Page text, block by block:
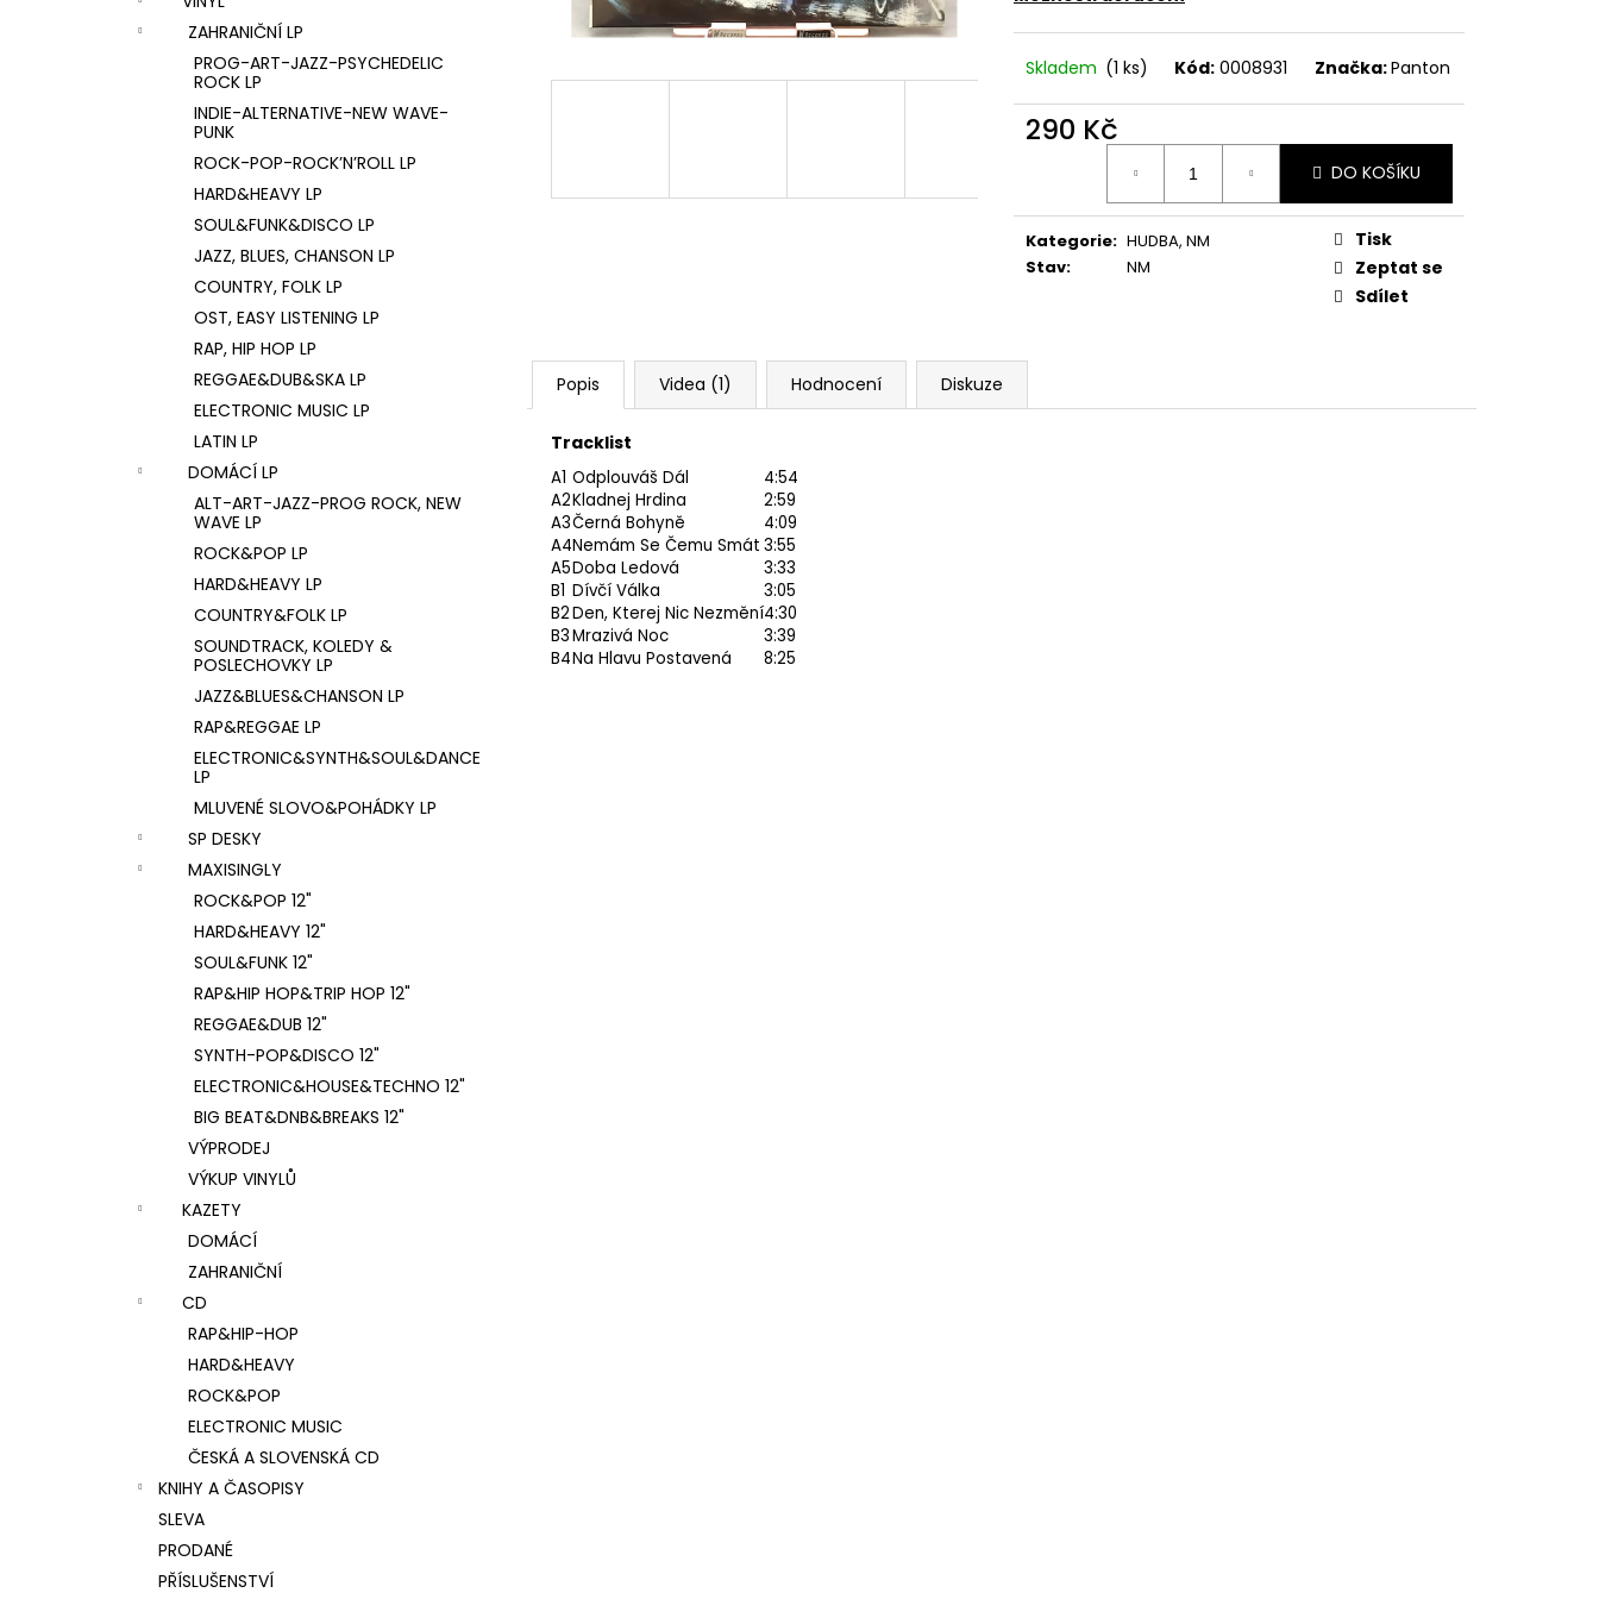
ZAHRANIČNÍ LP
PROG-ART-JAZZ-PSYCHEDELIC
ROCK LP
INDIE-ALTERNATIVE-NEW WAVE-
PUNK
ROCK-POP-ROCK’N’ROLL LP
HARD&HEAVY LP
SOUL&FUNK&DISCO LP
JAZZ, BLUES, CHANSON LP
COUNTRY, FOLK LP
OST, EASY LISTENING LP
RAP, HIP HOP LP
REGGAE&DUB&SKA LP
ELECTRONIC MUSIC LP
LATIN LP
DOMÁCÍ LP
ALT-ART-JAZZ-PROG ROCK, NEW
WAVE LP
ROCK&POP LP
HARD&HEAVY LP
COUNTRY&FOLK LP
SOUNDTRACK, KOLEDY &
POSLECHOVKY LP
JAZZ&BLUES&CHANSON LP
RAP&REGGAE LP
ELECTRONIC&SYNTH&SOUL&DANCE
LP
MLUVENÉ SLOVO&POHÁDKY LP
SP DESKY
MAXISINGLY
ROCK&POP 12"
HARD&HEAVY 12"
SOUL&FUNK 12"
RAP&HIP HOP&TRIP HOP 12"
REGGAE&DUB 12"
SYNTH-POP&DISCO 12"
ELECTRONIC&HOUSE&TECHNO 12"
BIG BEAT&DNB&BREAKS 12"
VÝPRODEJ
VÝKUP VINYLŮ
KAZETY
DOMÁCÍ
ZAHRANIČNÍ
CD
RAP&HIP-HOP
HARD&HEAVY
ROCK&POP
ELECTRONIC MUSIC
ČESKÁ A SLOVENSKÁ CD
KNIHY A ČASOPISY
SLEVA
PRODANÉ
PŘÍSLUŠENSTVÍ
Skladem (1 ks) Kód: 0008931 Značka:Panton
290 Kč
DO KOŠÍKU
Kategorie: HUDBA, NM
Stav: NM
Tisk
Zeptat se
Sdílet
Popis Videa (1) Hodnocení Diskuze
Tracklist
A1 Odplouváš Dál
4:54
A2Kladnej Hrdina
2:59
A3Černá Bohyně
4:09
A4Nemám Se Čemu Smát 3:55
A5Doba Ledová
3:33
B1 Dívčí Válka
3:05
B2Den, Kterej Nic Nezmění4:30
B3Mrazivá Noc
3:39
B4Na Hlavu Postavená 8:25
U2 – THE JOSHUA TREE LP
1 290 Kč
MARTIN KRATOCHVÍL & JAZZ Q ‎–
HODOKVAS (FEASTING) LP
PINK FLOYD – THE PIPER AT THE GATES
OF DAWN CD